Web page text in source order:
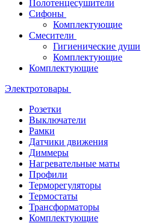
Полотенцесушители
Сифоны
Комплектующие
Смесители
Гигиенические души
Комплектующие
Комплектующие
Электротовары
Розетки
Выключатели
Рамки
Датчики движения
Диммеры
Нагревательные маты
Профили
Терморегуляторы
Термостаты
Трансформаторы
Комплектующие